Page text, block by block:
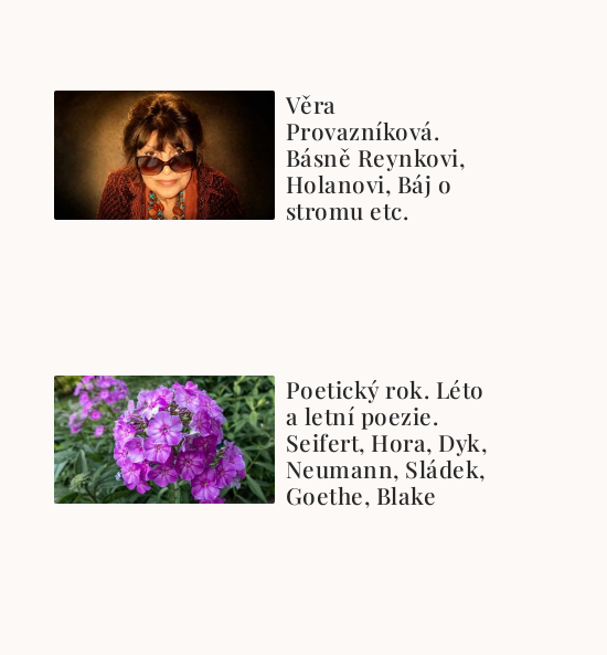
Věra
Provazníková.
Básně Reynkovi,
Holanovi, Báj o
stromu etc.
Poetický rok. Léto
a letní poezie.
Seifert, Hora, Dyk,
Neumann, Sládek,
Goethe, Blake